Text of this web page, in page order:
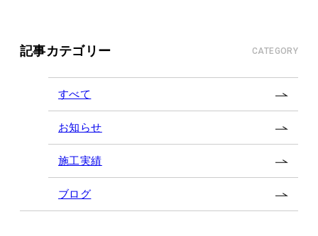
記事カテゴリー CATEGORY
すべて
お知らせ
施工実績
ブログ